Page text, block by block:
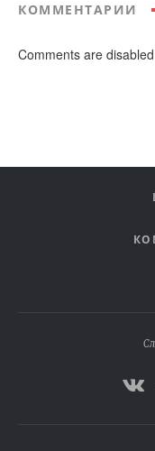
КОММЕНТАРИИ
Comments are disabled